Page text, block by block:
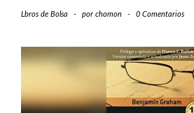
Lbros de Bolsa - por chomon - 0 Comentarios